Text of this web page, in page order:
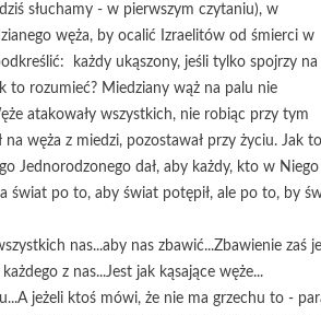
słuchamy - w pierwszym czytaniu), w
węża, by ocalić Izraelitów od śmierci w
każdy ukąszony, jeśli tylko spojrzy na
to rozumieć? Miedziany wąż na palu nie
atakowały wszystkich, nie robiąc przy tym
węża z miedzi, pozostawał przy życiu. Jak
Jednorodzonego dał, aby każdy, kto w
świat po to, aby świat potępił, ale po to, by
nas...aby nas zbawić...Zbawienie
z nas...Jest jak kąsające węże...
jeżeli ktoś mówi, że nie ma grzechu to -